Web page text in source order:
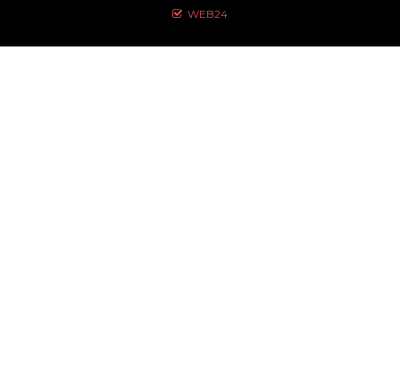
WEB24